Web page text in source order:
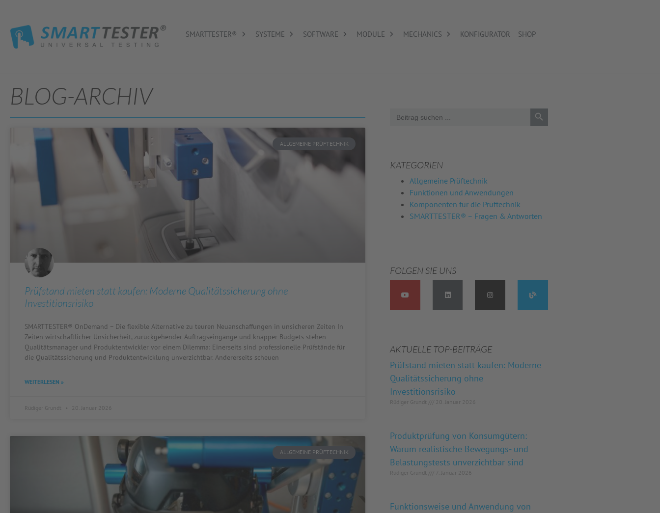
SMARTTESTER® SYSTEME SOFTWARE MODULE MECHANICS KONFIGURATOR SHOP
BLOG-ARCHIV
ALLGEMEINE PRÜFTECHNIK
Prüfstand mieten statt kaufen: Moderne Qualitätssicherung ohne
Investitionsrisiko
SMARTTESTER® OnDemand – Die flexible Alternative zu teuren Neuanschaffungen in unsicheren Zeiten In
Zeiten wirtschaftlicher Unsicherheit, zurückgehender Auftragseingänge und knapper Budgets stehen
Qualitätsmanager und Produktentwickler vor einem Dilemma: Einerseits sind professionelle Prüfstände für
die Qualitätssicherung und Produktentwicklung unverzichtbar. Andererseits scheuen
WEITERLESEN »
Rüdiger Grundt 20. Januar 2026
ALLGEMEINE PRÜFTECHNIK
for:
Search Button
KATEGORIEN
Allgemeine Prüftechnik
Funktionen und Anwendungen
Komponenten für die Prüftechnik
SMARTTESTER® – Fragen & Antworten
FOLGEN SIE UNS
AKTUELLE TOP-BEITRÄGE
Prüfstand mieten statt kaufen: Moderne
Qualitätssicherung ohne
Investitionsrisiko
Rüdiger Grundt 20. Januar 2026
Produktprüfung von Konsumgütern:
Warum realistische Bewegungs- und
Belastungstests unverzichtbar sind
Rüdiger Grundt 7. Januar 2026
Funktionsweise und Anwendung von